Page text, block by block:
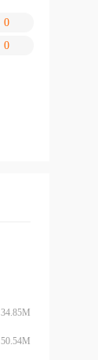
0
0
34.85M
50.54M